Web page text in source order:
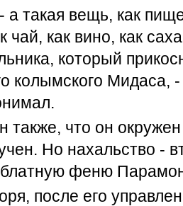
а такая вещь, как
чай, как вино, как
который
колымского Мидаса,
также, что он
Но нахальство -
блатную феню
после его